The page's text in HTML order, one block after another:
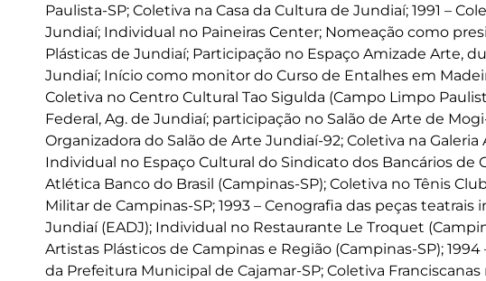
Paulista-SP; Coletiva na Casa da Cultura de Jundiaí; 1991 –
Jundiaí; Individual no Paineiras Center; Nomeação como
Plásticas de Jundiaí; Participação no Espaço Amizade Arte,
Jundiaí; Início como monitor do Curso de Entalhes em
Coletiva no Centro Cultural Tao Sigulda (Campo Limpo
Federal, Ag. de Jundiaí; participação no Salão de Arte de
Organizadora do Salão de Arte Jundiaí-92; Coletiva na Galeria
Individual no Espaço Cultural do Sindicato dos Bancários de
Atlética Banco do Brasil (Campinas-SP); Coletiva no Tênis
Militar de Campinas-SP; 1993 – Cenografia das peças
Jundiaí (EADJ); Individual no Restaurante Le Troquet
Artistas Plásticos de Campinas e Região (Campinas-SP);
da Prefeitura Municipal de Cajamar-SP; Coletiva